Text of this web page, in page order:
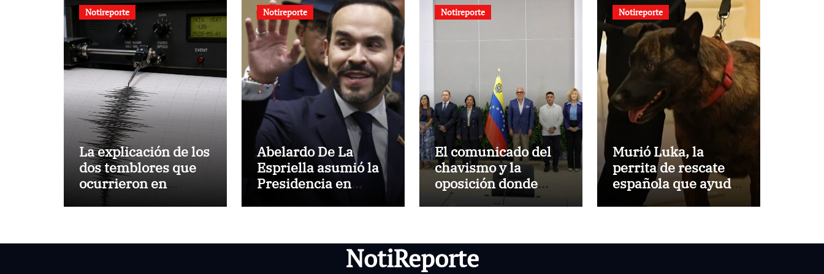
Notireporte
La explicación de los
dos temblores que
ocurrieron en
Barquisimeto
Notireporte
Abelardo De La
Espriella asumió la
Presidencia en
Notireporte
El comunicado del
chavismo y la
oposición donde
indican que
sobre los avances
alcanzado
Notireporte
Murió Luka, la
perrita de rescate
española que ayudó
a buscar
los terremotos
NotiReporte